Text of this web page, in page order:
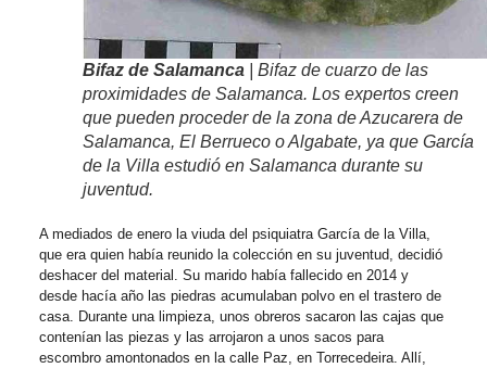
Bifaz de Salamanca| Bifaz de cuarzo de las
proximidades de Salamanca. Los expertos creen
que pueden proceder de la zona de Azucarera de
Salamanca, El Berrueco o Algabate, ya que García
de la Villa estudió en Salamanca durante su
juventud.
A mediados de enero la viuda del psiquiatra García de la Villa,
que era quien había reunido la colección en su juventud, decidió
deshacer del material. Su marido había fallecido en 2014 y
desde hacía año las piedras acumulaban polvo en el trastero de
casa. Durante una limpieza, unos obreros sacaron las cajas que
contenían las piezas y las arrojaron a unos sacos para
escombro amontonados en la calle Paz, en Torrecedeira. Allí,